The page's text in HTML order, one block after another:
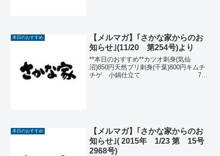
本日のおすすめ
【メルマガ】｢さかな家からのお
知らせ｣(11/20 第254号)より
**本日のおすすめ**カツオ刺身(気仙
沼)850円天然ブリ刺身(千葉)800円キムチ
チゲ 小鍋仕立て 780
本日のおすすめ
【メルマガ】｢さかな家からのお
知らせ｣( 2015年 1/23 第 15号
2968号)